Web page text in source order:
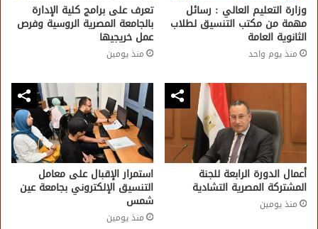
وزارة التعليم العالي : رسائل
مهمة من مكتب التنسيق لطلاب
الثانوية العامة
منذ يوم واحد
تعرف على برامج كلية الإدارة
بالجامعة المصرية الروسية وفرص
عمل خريجيها
منذ يومين
أعمال الدورة الرابعة للجنة
المشتركة المصرية التشادية
منذ يومين
استمرار الإقبال على معامل
التنسيق الإلكتروني بجامعة عين
شمس
منذ يومين